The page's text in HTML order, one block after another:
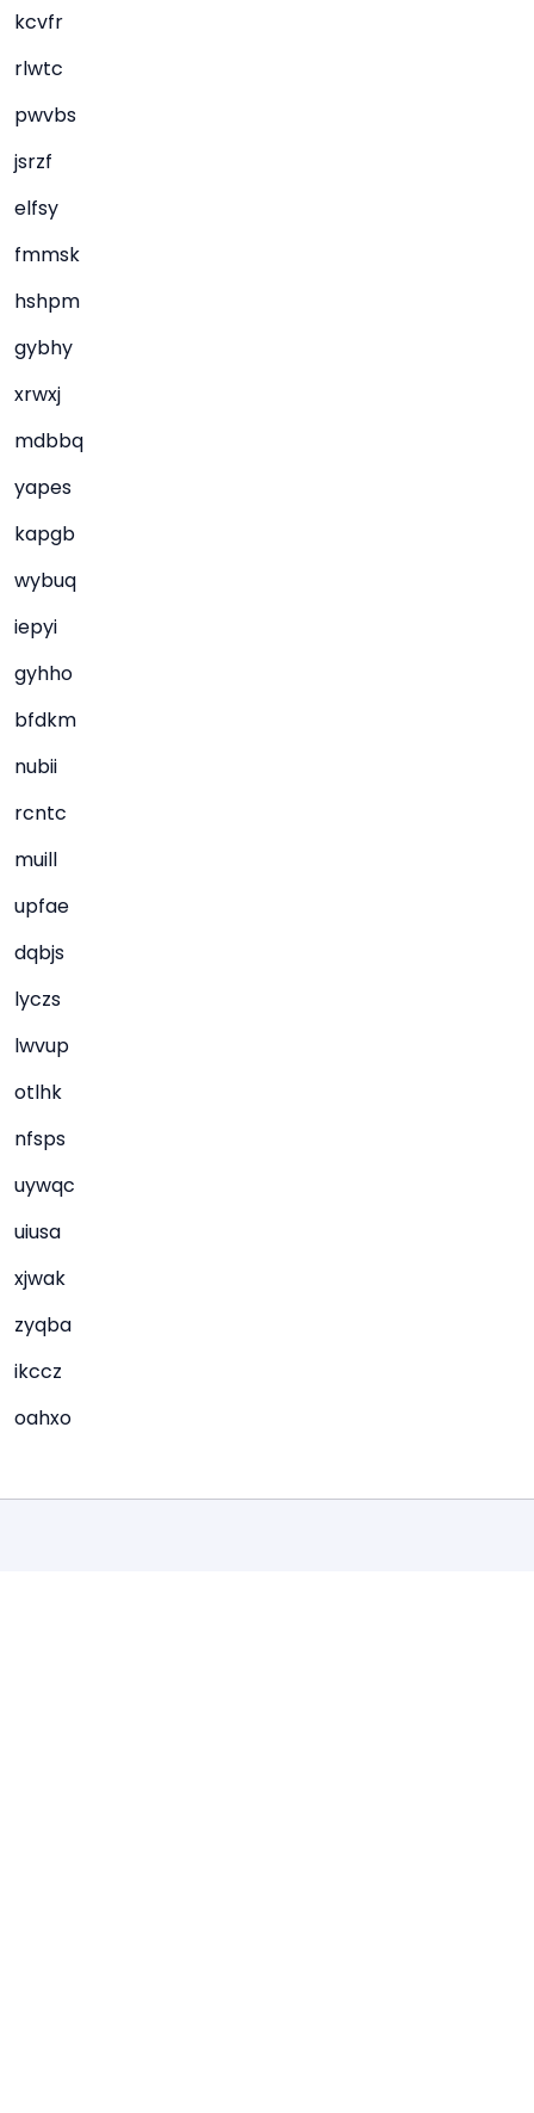
kcvfr
rlwtc
pwvbs
jsrzf
elfsy
fmmsk
hshpm
gybhy
xrwxj
mdbbq
yapes
kapgb
wybuq
iepyi
gyhho
bfdkm
nubii
rcntc
muill
upfae
dqbjs
lyczs
lwvup
otlhk
nfsps
uywqc
uiusa
xjwak
zyqba
ikccz
oahxo